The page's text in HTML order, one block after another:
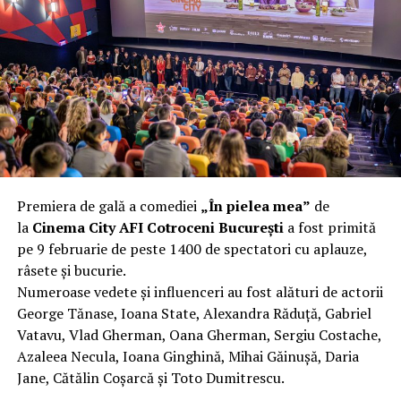
40 km/h. Nu s-a prăbușit, dar s-a deformat atât de tare
încât nu a mai putut fi pliat. Proprietarul l-a aruncat la
fier vechi a doua zi. Asta ca să fie clar de la început: nu
vorbim despre preferințe estetice, ci despre
funcționalitate reală.
Aluminiul, pe scurt: ușor,
rezistent la coroziune, dar cu
nuanțe
Aluminiul e materialul care apare primul în conversație
când cineva caută un pavilion ușor. Și pe bună dreptate.
Densitatea aluminiului e de aproximativ 2,7 g/cm³, față
de circa 7,8 g/cm³ pentru oțel. Practic, la un volum
identic, aluminiul cântărește cam o treime din greutatea
oțelului. Pentru oricine transportă, montează și
demontează frecvent o structură, diferența asta se
Premiera de gală a comediei „În pielea mea” de
la Cinema City AFI Cotroceni Bucureștia fost primită
pe 9 februarie de peste 1400 de spectatori cu aplauze,
râsete și bucurie.
Numeroase vedete și influenceri au fost alături de actorii
George Tănase, Ioana State, Alexandra Răduță, Gabriel
Vatavu, Vlad Gherman, Oana Gherman, Sergiu Costache,
Azaleea Necula, Ioana Ginghină, Mihai Găinușă, Daria
Jane, Cătălin Coșarcă și Toto Dumitrescu.